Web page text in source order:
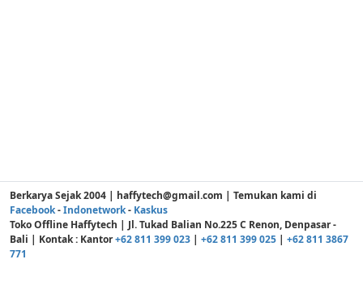
Berkarya Sejak 2004 | haffytech@gmail.com | Temukan kami di
Facebook-Indonetwork- Kaskus
Toko Offline Haffytech | Jl. Tukad Balian No.225 C Renon, Denpasar -
Bali | Kontak : Kantor+62 811 399 023 | +62 811 399 025 | +62 811 3867
771